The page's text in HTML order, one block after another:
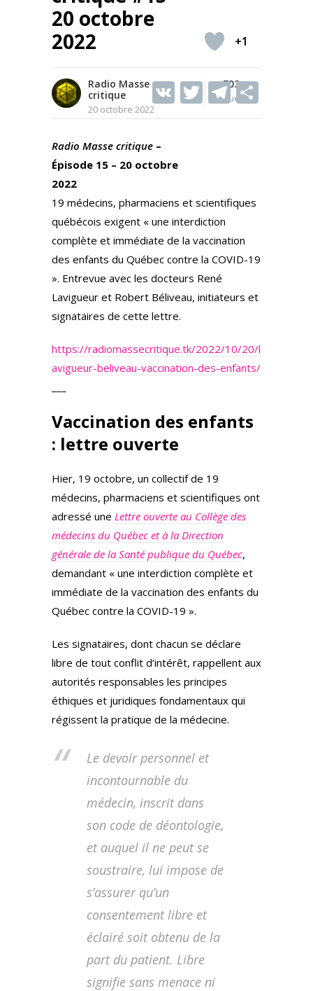
20 octobre
2022
Radio Masse
critique
20 octobre 2022
703
Vues
V T T
m
+1
Radio Masse critique –
Épisode 15 – 20 octobre
2022
19 médecins, pharmaciens et scientifiques
québécois exigent « une interdiction
complète et immédiate de la vaccination
des enfants du Québec contre la COVID-19
». Entrevue avec les docteurs René
Lavigueur et Robert Béliveau, initiateurs et
signataires de cette lettre.
https://radiomassecritique.tk/2022/10/20/l
avigueur-beliveau-vaccination-des-enfants/
Vaccination des enfants
: lettre ouverte
Hier, 19 octobre, un collectif de 19
médecins, pharmaciens et scientifiques ont
adressé une Lettre ouverte au Collège des
médecins du Québec et à la Direction
générale de la Santé publique du Québec,
demandant « une interdiction complète et
immédiate de la vaccination des enfants du
Québec contre la COVID-19 ».
Les signataires, dont chacun se déclare
libre de tout conflit d’intérêt, rappellent aux
autorités responsables les principes
éthiques et juridiques fondamentaux qui
régissent la pratique de la médecine.
Le devoir personnel et
incontournable du
médecin, inscrit dans
son code de déontologie,
et auquel il ne peut se
soustraire, lui impose de
s’assurer qu’un
consentement libre et
éclairé soit obtenu de la
part du patient. Libre
signifie sans menace ni